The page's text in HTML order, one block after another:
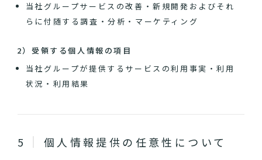
当社グループサービスの改善・新規開発およびそれ
らに付随する調査・分析・マーケティング
2）受領する個人情報の項目
当社グループが提供するサービスの利用事実・利用
状況・利用結果
個人情報提供の任意性について